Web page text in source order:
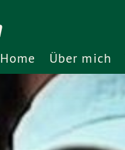
Home Über mich